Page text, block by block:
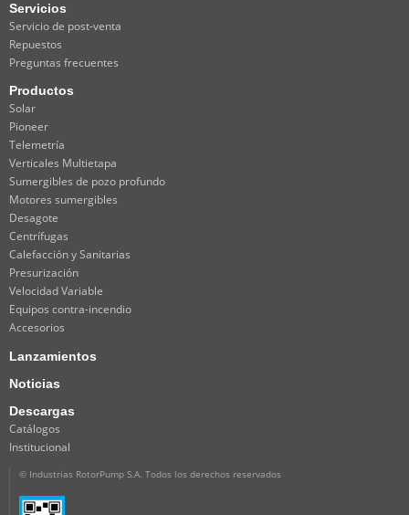
Servicios
Servicio de post-venta
Repuestos
Preguntas frecuentes
Productos
Solar
Pioneer
Telemetría
Verticales Multietapa
Sumergibles de pozo profundo
Motores sumergibles
Desagote
Centrífugas
Calefacción y Sanitarias
Presurización
Velocidad Variable
Equipos contra-incendio
Accesorios
Lanzamientos
Noticias
Descargas
Catálogos
Institucional
© Industrias RotorPump S.A. Todos los derechos reservados